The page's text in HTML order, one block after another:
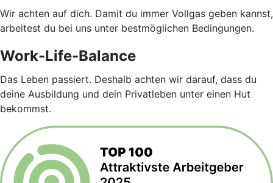
Wir achten auf dich. Damit du immer Vollgas geben kannst,
arbeitest du bei uns unter bestmöglichen Bedingungen.
Work-Life-Balance
Das Leben passiert. Deshalb achten wir darauf, dass du
deine Ausbildung und dein Privatleben unter einen Hut
bekommst.